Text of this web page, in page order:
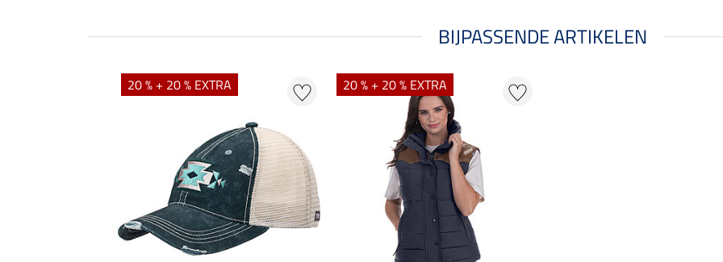
BIJPASSENDE ARTIKELEN
20 % + 20 % EXTRA 20 % + 20 % EXTRA